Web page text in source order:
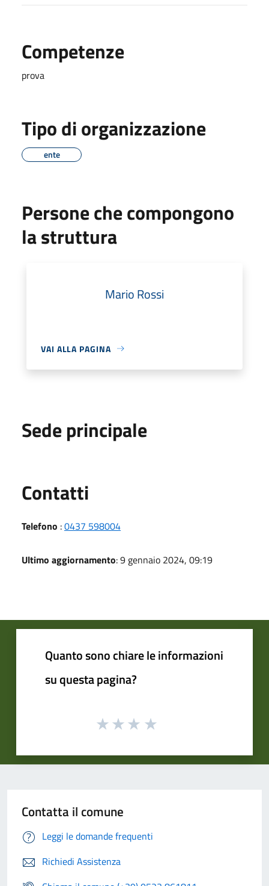
Competenze
prova
Tipo di organizzazione
ente
Persone che compongono
la struttura
Mario Rossi
VAI ALLA PAGINA
Sede principale
Contatti
Telefono :0437 598004
Ultimo aggiornamento: 9 gennaio 2024, 09:19
Quanto sono chiare le informazioni
su questa pagina?
Contatta il comune
Leggi le domande frequenti
Richiedi Assistenza